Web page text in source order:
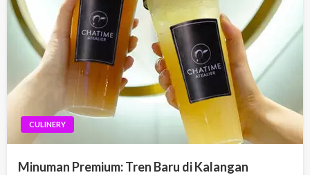
CULINERY
Minuman Premium: Tren Baru di Kalangan